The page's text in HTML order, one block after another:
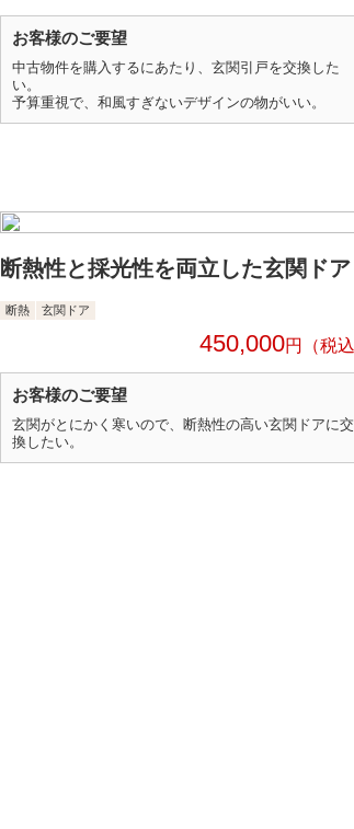
お客様のご要望
中古物件を購入するにあたり、玄関引戸を交換した
い。
予算重視で、和風すぎないデザインの物がいい。
断熱性と採光性を両立した玄関ドア
断熱 玄関ドア
450,000円
お客様のご要望
玄関がとにかく寒いので、断熱性の高い玄関ドアに交
換したい。